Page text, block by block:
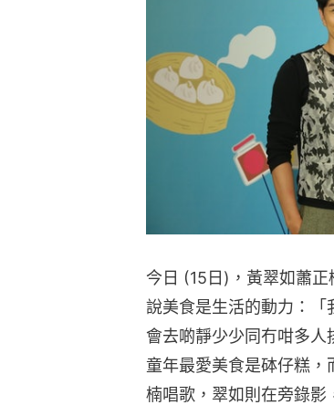
今日 (15日)，黃翠如蕭
說美食是生活的動力：
會去啲靜少少同冇咁多人
童年最愛美食是砵仔糕，
楠唱歌，翠如則在旁錄